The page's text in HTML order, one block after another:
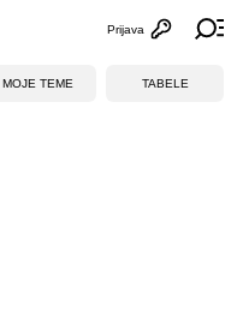
Otvori
Prijava
MOJE TEME TABELE